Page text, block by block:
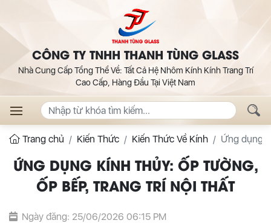
CÔNG TY TNHH THANH TÙNG GLASS
Nhà Cung Cấp Tổng Thể Về: Tất Cả Hệ Nhôm Kính Kính Trang Trí
Cao Cấp, Hàng Đầu Tại Việt Nam
Trang chủ Kiến Thức Kiến Thức Về Kính Ứng dụng
ỨNG DỤNG KÍNH THỦY: ỐP TƯỜNG,
ỐP BẾP, TRANG TRÍ NỘI THẤT
Ngày đăng: 25/06/2026 06:15 PM